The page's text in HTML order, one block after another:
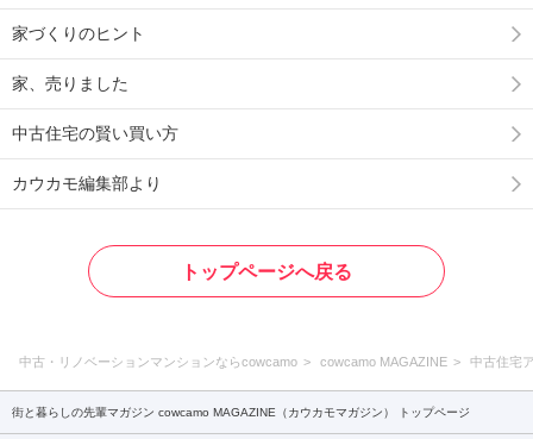
家づくりのヒント
家、売りました
中古住宅の賢い買い方
カウカモ編集部より
トップページへ戻る
中古・リノベーションマンションならcowcamo cowcamo MAGAZINE 中古住宅
街と暮らしの先輩マガジン cowcamo MAGAZINE（カウカモマガジン） トップページ